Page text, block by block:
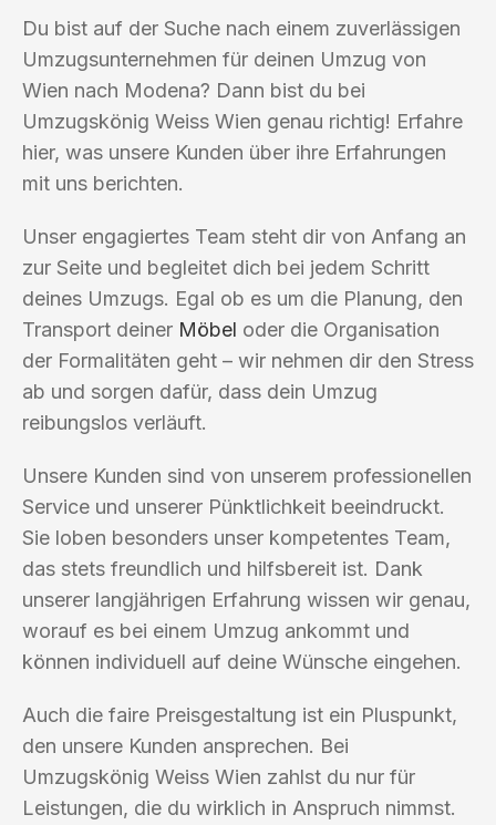
Du bist auf der Suche nach einem zuverlässigen
Umzugsunternehmen für deinen Umzug von
Wien nach Modena? Dann bist du bei
Umzugskönig Weiss Wien genau richtig! Erfahre
hier, was unsere Kunden über ihre Erfahrungen
mit uns berichten.
Unser engagiertes Team steht dir von Anfang an
zur Seite und begleitet dich bei jedem Schritt
deines Umzugs. Egal ob es um die Planung, den
Transport deiner Möbel oder die Organisation
der Formalitäten geht – wir nehmen dir den Stress
ab und sorgen dafür, dass dein Umzug
reibungslos verläuft.
Unsere Kunden sind von unserem professionellen
Service und unserer Pünktlichkeit beeindruckt.
Sie loben besonders unser kompetentes Team,
das stets freundlich und hilfsbereit ist. Dank
unserer langjährigen Erfahrung wissen wir genau,
worauf es bei einem Umzug ankommt und
können individuell auf deine Wünsche eingehen.
Auch die faire Preisgestaltung ist ein Pluspunkt,
den unsere Kunden ansprechen. Bei
Umzugskönig Weiss Wien zahlst du nur für
Leistungen, die du wirklich in Anspruch nimmst.